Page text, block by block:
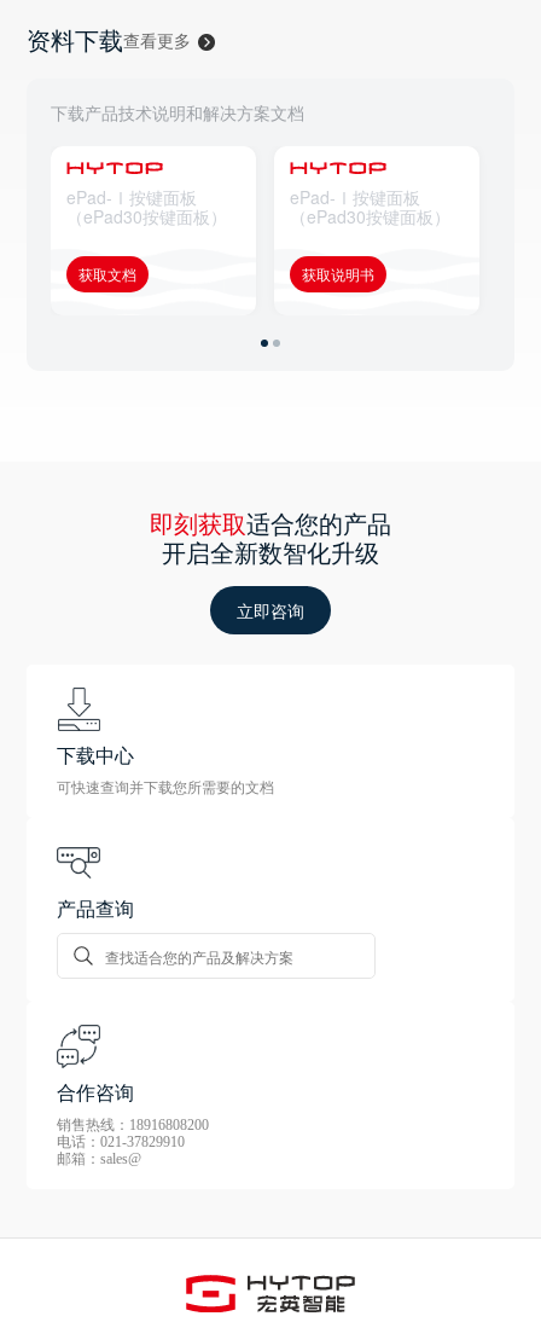
资料下载查看更多
下载产品技术说明和解决方案文档
ePad-Ⅰ按键面板
（ePad30按键面板）
获取文档
ePad-Ⅰ按键面板
（ePad30按键面板）
获取说明书
即刻获取适合您的产品
开启全新数智化升级
立即咨询
下载中心
可快速查询并下载您所需要的文档
产品查询
合作咨询
销售热线：18916808200
电话：021-37829910
邮箱：sales@